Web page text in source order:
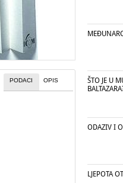
PODACI OPIS
ŠTO JE U
ODAZIV I
LJEPOTA